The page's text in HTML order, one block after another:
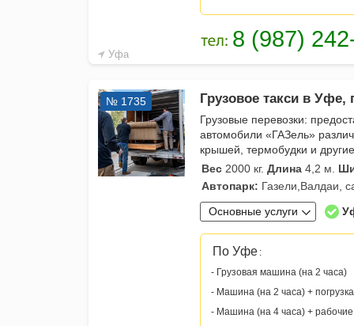
Уфа
№ 1735 Грузовое такси в Уфе,
Грузовые перевозки:
автомобили «ГАЗель»
крышей, термобудки и
Вес 2000 кг. Длина 4,2 м.
Автопарк: Газели,Валдаи,
Основные услуги
По Уфе :
- Грузовая машина (на 2 часа)
- Машина (на 2 часа) + погрузка
- Машина (на 4 часа) + рабочие